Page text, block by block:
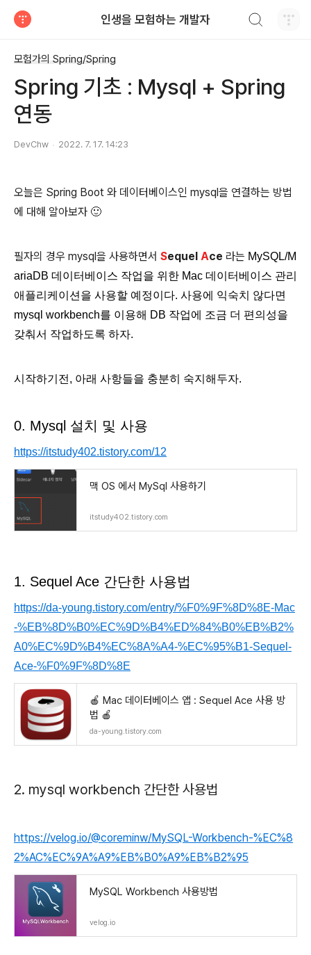
인생을 모험하는 개발자
모험가의 Spring/Spring
Spring 기초 : Mysql + Spring
연동
DevChw 2022. 7. 17. 14:23
오늘은 Spring Boot 와 데이터베이스인 mysql을 연결하는 방법
에 대해 알아보자 🙂
필자의 경우 mysql을 사용하면서 Sequel Ace 라는 MySQL/M
ariaDB 데이터베이스 작업을 위한 Mac 데이터베이스 관리
애플리케이션을 사용할 예정이다. 사용에 익숙치 않다면
mysql workbench를 이용해 DB 작업에 조금 더 편의성을
갖춰서 작업하도록 하자.
시작하기전, 아래 사항들을 충분히 숙지해두자.
0. Mysql 설치 및 사용
https://itstudy402.tistory.com/12
맥 OS 에서 MySql 사용하기
itstudy402.tistory.com
1. Sequel Ace 간단한 사용법
https://da-young.tistory.com/entry/%F0%9F%8D%8E-Mac
-%EB%8D%B0%EC%9D%B4%ED%84%B0%EB%B2%
A0%EC%9D%B4%EC%8A%A4-%EC%95%B1-Sequel-
Ace-%F0%9F%8D%8E
🍎 Mac 데이터베이스 앱 : Sequel Ace 사용 방
법 🍎
da-young.tistory.com
2. mysql workbench 간단한 사용법
https://velog.io/@coreminw/MySQL-Workbench-%EC%8
2%AC%EC%9A%A9%EB%B0%A9%EB%B2%95
MySQL Workbench 사용방법
velog.io